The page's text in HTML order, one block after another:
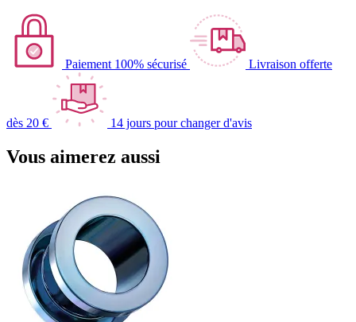
Paiement 100% sécurisé Livraison offerte
dès 20 € 14 jours pour changer d'avis
Vous aimerez aussi